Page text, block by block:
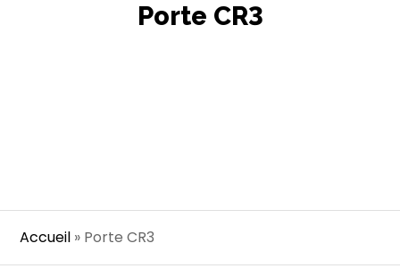
Porte CR3
Accueil » Porte CR3